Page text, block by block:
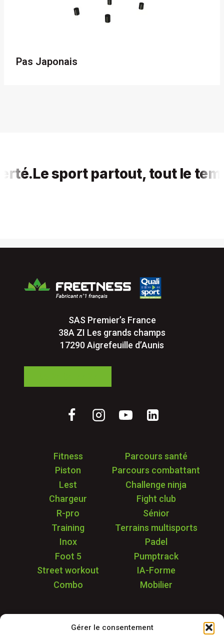
Gérer le consentement
Pas Japonais
Le sport partout, tout le temps,
SAS Premier’s France
38A ZI Les grands champs
17290 Aigrefeuille d’Aunis
Fitness
Parcours santé
Piston
Parcours combattant
Lest
Challenge ninja
Chargeur
Fight club
R-pro
Sénior
Training
Terrains multisports
Inox
Padel
Foot 5
Pumptrack
Street workout
IA-Forme
Combo
Mobilier
Garantie & SAV